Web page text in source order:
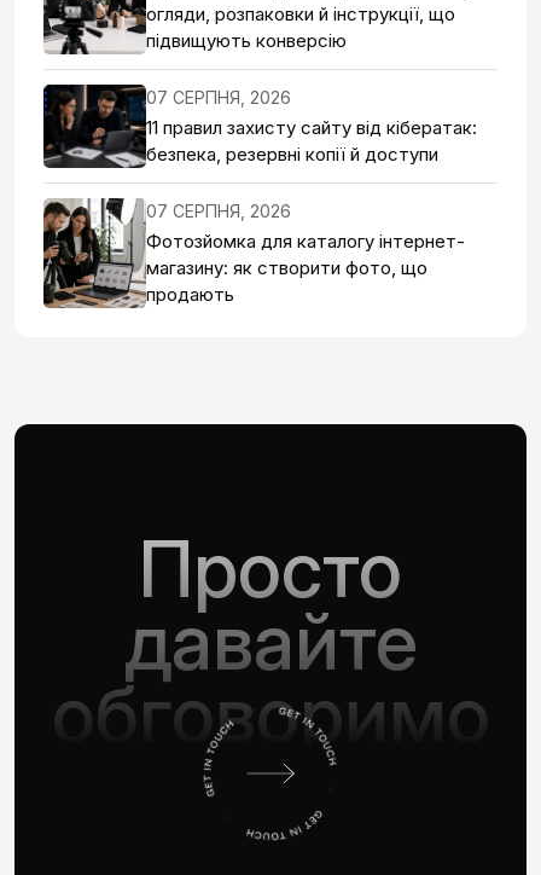
огляди, розпаковки й інструкції, що
підвищують конверсію
07 СЕРПНЯ, 2026
11 правил захисту сайту від кібератак:
безпека, резервні копії й доступи
07 СЕРПНЯ, 2026
Фотозйомка для каталогу інтернет-
магазину: як створити фото, що
продають
Просто
давайте
обговоримо